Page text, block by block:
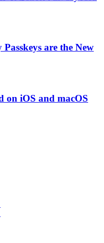
are the New
on iOS and macOS